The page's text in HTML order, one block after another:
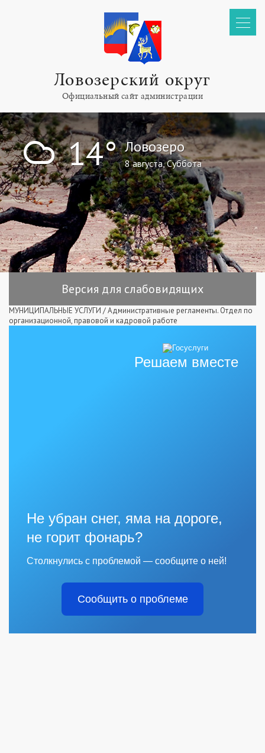
Ловозерский округ
Официальный сайт администрации
! 14° Ловозеро
8 августа, Суббота
Версия для слабовидящих
МУНИЦИПАЛЬНЫЕ УСЛУГИ /Административные регламенты. Отдел по
организационной, правовой и кадровой работе
Решаем вместе
Не убран снег, яма на дороге,
не горит фонарь?
Столкнулись с проблемой — сообщите о ней!
Сообщить о проблеме